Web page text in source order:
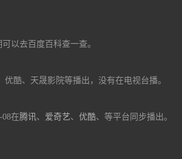
以去百度百科查一查。
酷、天晟影院等播出，没有在电视台播。
在腾讯、 爱奇艺、 优酷、等平台同步播出。